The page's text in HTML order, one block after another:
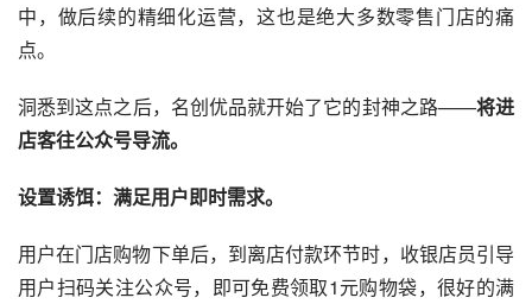
中，做后续的精细化运营，这也是绝大多数零售门店的痛
点。
洞悉到这点之后，名创优品就开始了它的封神之路——将进
店客往公众号导流。
设置诱饵：满足用户即时需求。
用户在门店购物下单后，到离店付款环节时，收银店员引导
用户扫码关注公众号，即可免费领取1元购物袋，很好的满